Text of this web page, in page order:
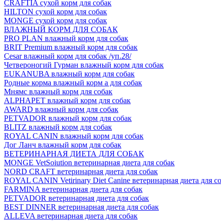
CRAFTIA сухой корм для собак
HILTON сухой корм для собак
MONGE сухой корм для собак
ВЛАЖНЫЙ КОРМ ДЛЯ СОБАК
PRO PLAN влажный корм для собак
BRIT Premium влажный корм для собак
Cesar влажный корм для собак /уп.28/
Четвероногий Гурман влажный корм для собак
EUKANUBA влажный корм для собак
Родные корма влажный корм а для собак
Мнямс влажный корм для собак
ALPHAPET влажный корм для собак
AWARD влажный корм для собак
PETVADOR влажный корм для собак
BLITZ влажный корм для собак
ROYAL CANIN влажный корм для собак
Дог Ланч влажный корм для собак
ВЕТЕРИНАРНАЯ ДИЕТА ДЛЯ СОБАК
MONGE VetSoiution ветеринарная диета для собак
NORD CRAFT ветеринарная диета для собак
ROYAL CANIN Vetirinary Diet Canine ветеринарная диета для
FARMINA ветеринарная диета для собак
PETVADOR ветеринарная диета для собак
BEST DINNER ветеринарная диета для собак
ALLEVA ветеринарная диета для собак